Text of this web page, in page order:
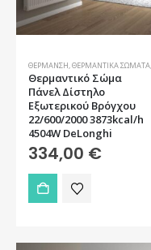
ΘΈΡΜΑΝΣΗ ΘΕΡΜΑΝΤΙΚΆ ΣΏΜΑΤΑ
Θερμαντικό Σώμα
Πάνελ Δίστηλο
Εξωτερικού Βρόγχου
22/600/2000 3873kcal/h
4504W DeLonghi
334,00 €